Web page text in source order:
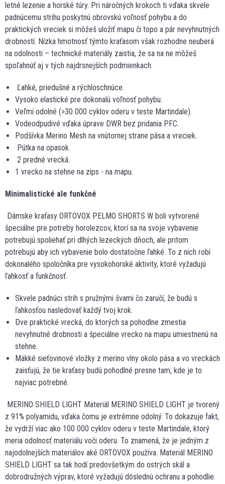
letné lezenie a horské túry. Pri náročných krokoch ti vďaka skvele
padnúcemu strihu poskytnú obrovskú voľnosť pohybu a do
praktických vreciek si môžeš uložiť mapu či topo a pár nevyhnutných
drobností. Nízka hmotnosť týmto kraťasom však rozhodne neuberá
na odolnosti – technické materiály zaistia, že sa na ne môžeš
spoľahnúť aj v tých najdrsnejších podmienkach.
Ľahké, priedušné a rýchloschnúce.
Vysoko elastické pre dokonalú voľnosť pohybu.
Veľmi odolné (>30 000 cyklov oderu v teste Martindale).
Vodeodpudivé vďaka úprave DWR bez pridania PFC.
Podšívka Merino Mesh na vnútornej strane pása a vreciek.
Pútka na opasok.
2 predné vrecká.
1 vrecko na stehne na zips - na mapu.
Minimalistické ale funkčné
Dámske kraťasy ORTOVOX PELMO SHORTS W boli vytvorené
špeciálne pre potreby horolezcov, ktorí sa na svoje vybavenie
potrebujú spoliehať pri dlhých lezeckých dňoch, ale pritom
potrebujú aby ich vybavenie bolo dostatočne ľahké. To z nich robí
dokonalého spoločníka pre vysokohorské aktivity, ktoré vyžadujú
ľahkosť a funkčnosť.
Skvele padnúci strih s pružnými švami čo zaručí, že budú s
ľahkosťou nasledovať každý tvoj krok.
Dve praktické vrecká, do ktorých sa pohodlne zmestia
nevyhnutné drobnosti a špeciálne vrecko na mapu umiestnenú na
stehne.
Mäkké sieťovinové vložky z merino vlny okolo pása a vo vreckách
zaisťujú, že tie kraťasy budú pohodlné presne tam, kde je to
najviac potrebné.
MERINO SHIELD LIGHT Materiál MERINO SHIELD LIGHT je tvorený
z 91% polyamidu, vďaka čomu je extrémne odolný. To dokazuje fakt,
že vydrží viac ako 100 000 cyklov oderu v teste Martindale, ktorý
meria odolnosť materiálu voči oderu. To znamená, že je jedným z
najodolnejších materiálov aké ORTOVOX používa. Materiál MERINO
SHIELD LIGHT sa tak hodí predovšetkým do ostrých skál a
dobrodružných výprav, ktoré vyžadujú dôslednú ochranu a pohodlie.